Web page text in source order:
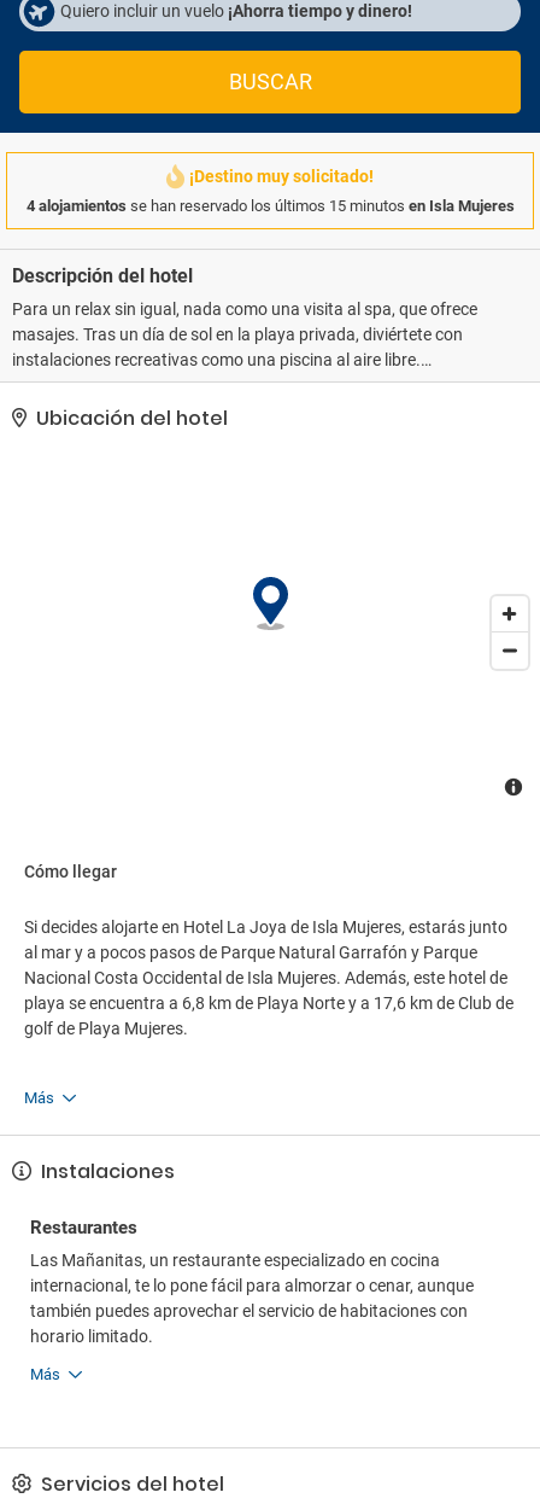
Quiero incluir un vuelo ¡Ahorra tiempo y dinero!
BUSCAR
¡Destino muy solicitado!
4 alojamientos se han reservado los últimos 15 minutos en Isla Mujeres
Descripción del hotel
Para un relax sin igual, nada como una visita al spa, que ofrece
masajes. Tras un día de sol en la playa privada, diviértete con
instalaciones recreativas como una piscina al aire libre.
Encontrarás también conexión a Internet wifi gratis y asistencia
turística (adquisición de entradas).. Tendrás un servicio de
Ubicación del hotel
Cómo llegar
Si decides alojarte en Hotel La Joya de Isla Mujeres, estarás junto
al mar y a pocos pasos de Parque Natural Garrafón y Parque
Nacional Costa Occidental de Isla Mujeres. Además, este hotel de
playa se encuentra a 6,8 km de Playa Norte y a 17,6 km de Club de
golf de Playa Mujeres.
Más
Instalaciones
Restaurantes
Las Mañanitas, un restaurante especializado en cocina
internacional, te lo pone fácil para almorzar o cenar, aunque
también puedes aprovechar el servicio de habitaciones con
horario limitado.
Más
Servicios del hotel